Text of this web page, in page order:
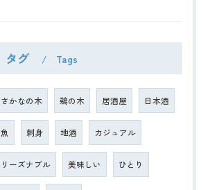
タグ Tags
さかなの木 鵜の木 居酒屋 日本酒
魚 刺身 地酒 カジュアル
リーズナブル 美味しい ひとり